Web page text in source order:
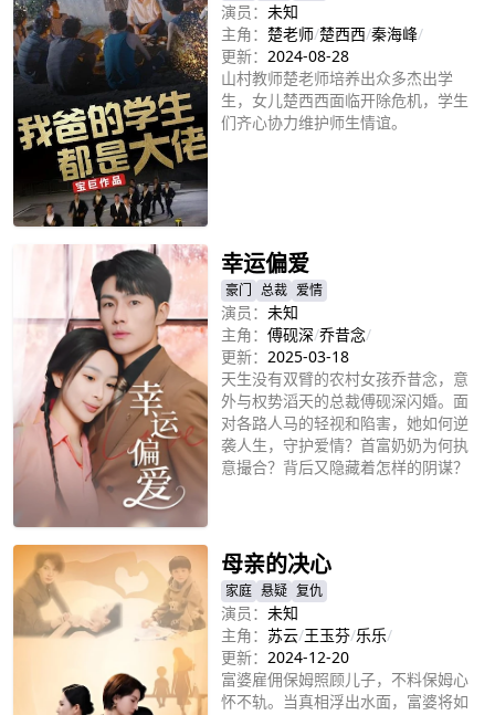
演员： 未知
主角： 楚老师/楚西西/秦海峰/
更新： 2024-08-28
山村教师楚老师培养出众多杰出学
生，女儿楚西西面临开除危机，学生
们齐心协力维护师生情谊。
幸运偏爱
豪门 总裁 爱情
演员： 未知
主角： 傅砚深/乔昔念/
更新： 2025-03-18
天生没有双臂的农村女孩乔昔念，意
外与权势滔天的总裁傅砚深闪婚。面
对各路人马的轻视和陷害，她如何逆
袭人生，守护爱情？首富奶奶为何执
意撮合？背后又隐藏着怎样的阴谋？
母亲的决心
家庭 悬疑 复仇
演员： 未知
主角： 苏云/王玉芬/乐乐/
更新： 2024-12-20
富婆雇佣保姆照顾儿子，不料保姆心
怀不轨。当真相浮出水面，富婆将如